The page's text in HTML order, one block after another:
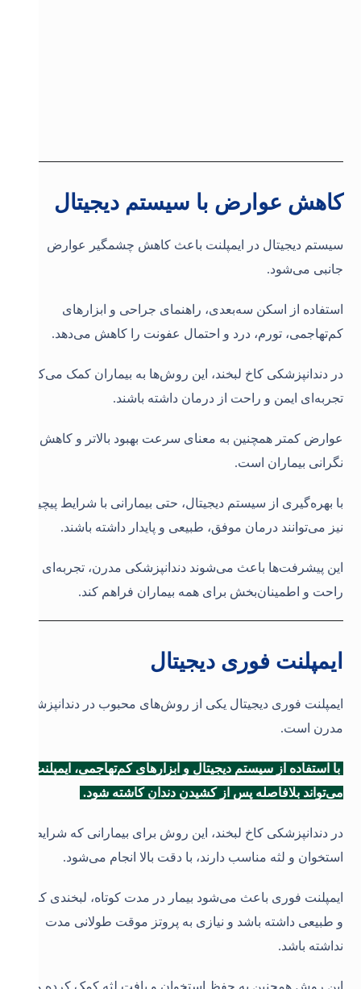
کاهش عوارض با سیستم دیجیتال
سیستم دیجیتال در ایمپلنت باعث کاهش چشمگیر عوارض
جانبی می‌شود.
استفاده از اسکن سه‌بعدی، راهنمای جراحی و ابزارهای
کم‌تهاجمی، تورم، درد و احتمال عفونت را کاهش می‌دهد.
در دندانپزشکی کاخ لبخند، این روش‌ها به بیماران کمک می‌کنند
تجربه‌ای ایمن و راحت از درمان داشته باشند.
عوارض کمتر همچنین به معنای سرعت بهبود بالاتر و کاهش
نگرانی بیماران است.
با بهره‌گیری از سیستم دیجیتال، حتی بیمارانی با شرایط پیچیده
نیز می‌توانند درمان موفق، طبیعی و پایدار داشته باشند.
این پیشرفت‌ها باعث می‌شوند دندانپزشکی مدرن، تجربه‌ای
راحت و اطمینان‌بخش برای همه بیماران فراهم کند.
ایمپلنت فوری دیجیتال
ایمپلنت فوری دیجیتال یکی از روش‌های محبوب در دندانپزشکی
مدرن است.
با استفاده از سیستم دیجیتال و ابزارهای کم‌تهاجمی، ایمپلنت
می‌تواند بلافاصله پس از کشیدن دندان کاشته شود.
در دندانپزشکی کاخ لبخند، این روش برای بیمارانی که شرایط
استخوان و لثه مناسب دارند، با دقت بالا انجام می‌شود.
ایمپلنت فوری باعث می‌شود بیمار در مدت کوتاه، لبخندی کامل
و طبیعی داشته باشد و نیازی به پروتز موقت طولانی مدت
نداشته باشد.